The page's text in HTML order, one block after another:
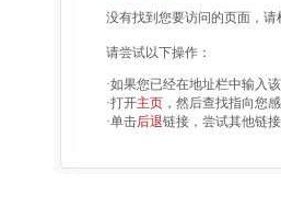
没有找到您要访问的页面，
请尝试以下操作：
·如果您已经在地址栏中输入
·打开主页 ，然后查找指向您
·单击后退链接，尝试其他链